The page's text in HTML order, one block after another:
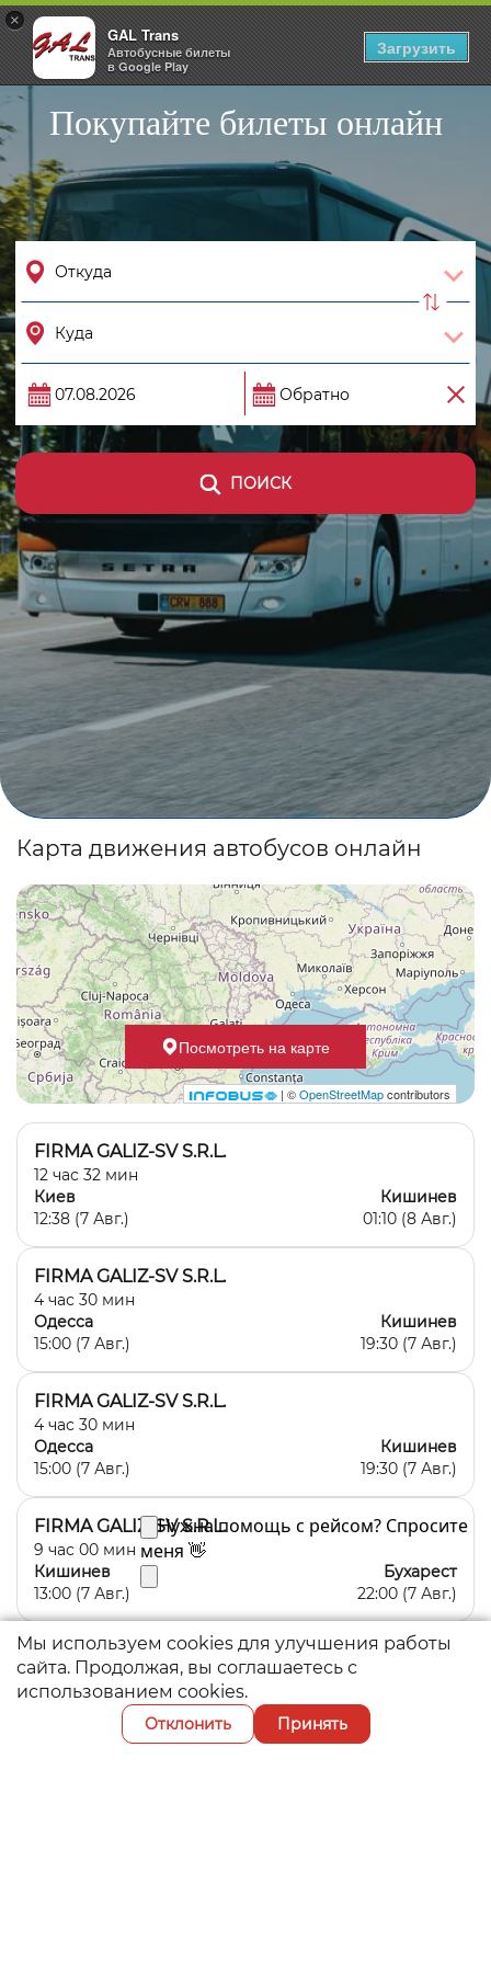
Покупайте билеты онлайн
ПОИСК
Карта движения автобусов онлайн
FIRMA GALIZ-SV S.R.L.
12 час 32 мин
Киев
12:38 (7 Авг.)
Кишинев
01:10 (8 Авг.)
FIRMA GALIZ-SV S.R.L.
4 час 30 мин
Одесса
15:00 (7 Авг.)
Кишинев
19:30 (7 Авг.)
FIRMA GALIZ-SV S.R.L.
4 час 30 мин
Одесса
15:00 (7 Авг.)
Кишинев
19:30 (7 Авг.)
FIRMA GALIZ-SV S.R.L.
9 час 00 мин
Кишинев
13:00 (7 Авг.)
Бухарест
22:00 (7 Авг.)
FIRMA GALIZ-SV S.R.L.
9 час 00мин
Кишинев
13:00 (7 Авг.)
22:00 (7 Авг.)
Посмотреть на карте
| ©OpenStreetMapcontributors
Мы используем cookies для улучшения работы
сайта. Продолжая, вы соглашаетесь с
использованием cookies.
Отклонить Принять
×
GAL Trans
Автобусные билеты
в Google Play
Загрузить